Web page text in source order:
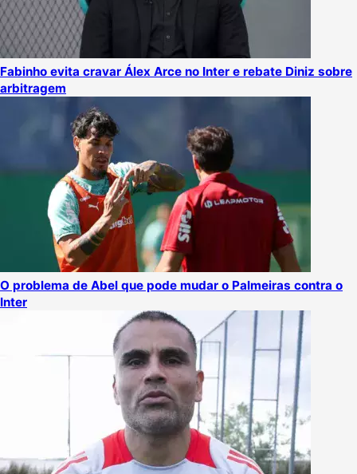
Fabinho evita cravar Álex Arce no Inter e rebate Diniz sobre
arbitragem
O problema de Abel que pode mudar o Palmeiras contra o
Inter